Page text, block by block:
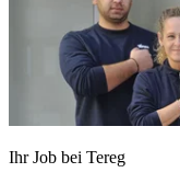
Ihr Job bei Tereg